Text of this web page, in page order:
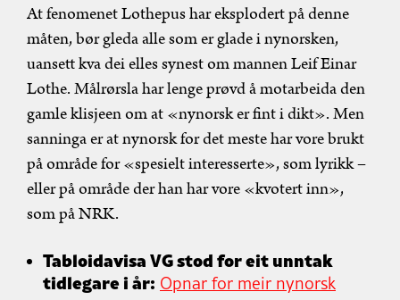
At fenomenet Lothepus har eksplodert på denne
måten, bør gleda alle som er glade i nynorsken,
uansett kva dei elles synest om mannen Leif Einar
Lothe. Målrørsla har lenge prøvd å motarbeida den
gamle klisjeen om at «nynorsk er fint i dikt». Men
sanninga er at nynorsk for det meste har vore brukt
på område for «spesielt interesserte», som lyrikk –
eller på område der han har vore «kvotert inn»,
som på NRK.
Tabloidavisa VG stod for eit unntak
tidlegare i år: Opnar for meir nynorsk